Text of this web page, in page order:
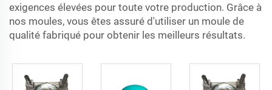
exigences élevées pour toute votre production. Grâce à
nos moules, vous êtes assuré d'utiliser un moule de
qualité fabriqué pour obtenir les meilleurs résultats.